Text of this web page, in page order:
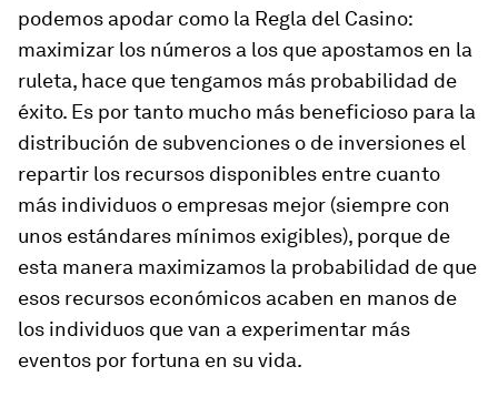
podemos apodar como la Regla del Casino:
maximizar los números a los que apostamos en la
ruleta, hace que tengamos más probabilidad de
éxito. Es por tanto mucho más beneficioso para la
distribución de subvenciones o de inversiones el
repartir los recursos disponibles entre cuanto
más individuos o empresas mejor (siempre con
unos estándares mínimos exigibles), porque de
esta manera maximizamos la probabilidad de que
esos recursos económicos acaben en manos de
los individuos que van a experimentar más
eventos por fortuna en su vida.